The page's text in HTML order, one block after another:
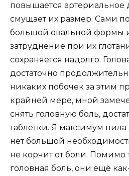
повышается артериальное
смущает их размер. Сами
большой овальной формы
затруднение при их
сохраняется надолго.
достаточно
никаких побочек за этим
крайней мере, мной
снять головную боль,
таблетки. Я максимум пила
нет большой
не корчит от боли. Помимо
головная боль, они ещё